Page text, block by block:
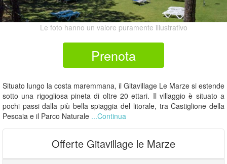
Le foto hanno un valore puramente illustrativo
Prenota
Situato lungo la costa maremmana, il Gitavillage Le Marze si estende
sotto una rigogliosa pineta di oltre 20 ettari. Il villaggio è situato a
pochi passi dalla più bella spiaggia del litorale, tra Castiglione della
Pescaia e il Parco Naturale ...Continua
Offerte Gitavillage le Marze